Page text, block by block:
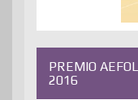
PREMIO
2016